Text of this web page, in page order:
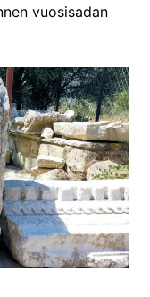
vuosisadan